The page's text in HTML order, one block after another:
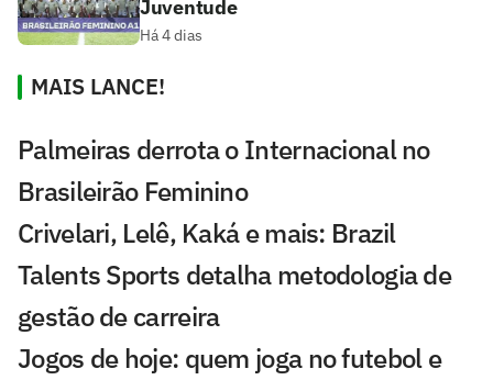
Juventude
Há 4 dias
MAIS LANCE!
Palmeiras derrota o Internacional no
Brasileirão Feminino
Crivelari, Lelê, Kaká e mais: Brazil
Talents Sports detalha metodologia de
gestão de carreira
Jogos de hoje: quem joga no futebol e